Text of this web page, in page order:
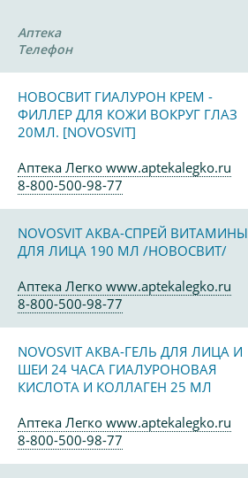
Аптека
Телефон
НОВОСВИТ ГИАЛУРОН КРЕМ -
ФИЛЛЕР ДЛЯ КОЖИ ВОКРУГ ГЛАЗ
20МЛ. [NOVOSVIT]
Аптека Легко www.aptekalegko.ru
8-800-500-98-77
NOVOSVIT АКВА-СПРЕЙ ВИТАМИНЫ
ДЛЯ ЛИЦА 190 МЛ /НОВОСВИТ/
Аптека Легко www.aptekalegko.ru
8-800-500-98-77
NOVOSVIT АКВА-ГЕЛЬ ДЛЯ ЛИЦА И
ШЕИ 24 ЧАСА ГИАЛУРОНОВАЯ
КИСЛОТА И КОЛЛАГЕН 25 МЛ
Аптека Легко www.aptekalegko.ru
8-800-500-98-77